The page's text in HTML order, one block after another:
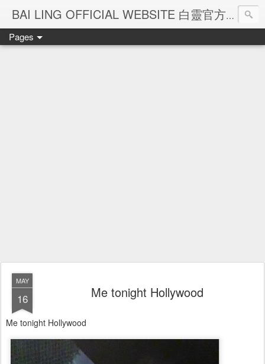
BAI LING OFFICIAL WEBSITE 白靈官方網站
Pages
MAY
16 Me tonight Hollywood
Me tonight Hollywood